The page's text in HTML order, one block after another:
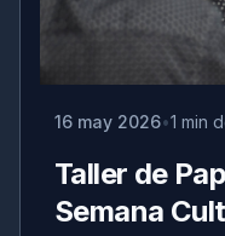
16 may 2026 1 min
Taller de
Semana